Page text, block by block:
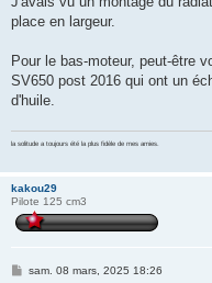
a
place en largeur.
Pour le bas-moteur, peut-être
SV650 post 2016 qui ont un
d'huile.
la solitude a toujours été la plus fidèle de mes amies.
kakou29
Pilote 125 cm3
Msam. 08 mars, 2025 18:26